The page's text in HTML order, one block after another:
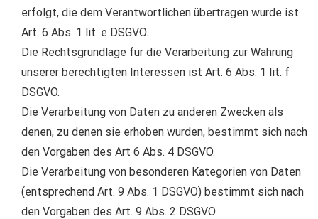
erfolgt, die dem Verantwortlichen übertragen wurde ist
Art. 6 Abs. 1 lit. e DSGVO.
Die Rechtsgrundlage für die Verarbeitung zur Wahrung
unserer berechtigten Interessen ist Art. 6 Abs. 1 lit. f
DSGVO.
Die Verarbeitung von Daten zu anderen Zwecken als
denen, zu denen sie erhoben wurden, bestimmt sich nach
den Vorgaben des Art 6 Abs. 4 DSGVO.
Die Verarbeitung von besonderen Kategorien von Daten
(entsprechend Art. 9 Abs. 1 DSGVO) bestimmt sich nach
den Vorgaben des Art. 9 Abs. 2 DSGVO.